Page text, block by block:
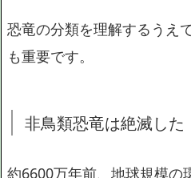
恐竜の分類を理解するうえ
も重要です。
非鳥類恐竜は絶滅した
約6600万年前、地球規模の